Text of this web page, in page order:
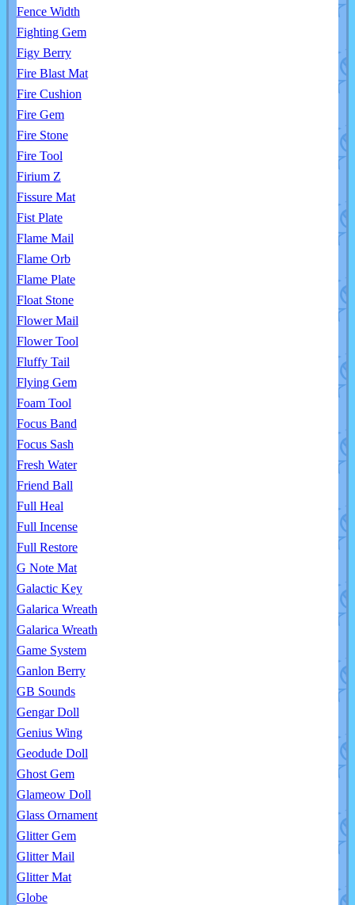
Fence Width
Fighting Gem
Figy Berry
Fire Blast Mat
Fire Cushion
Fire Gem
Fire Stone
Fire Tool
Firium Z
Fissure Mat
Fist Plate
Flame Mail
Flame Orb
Flame Plate
Float Stone
Flower Mail
Flower Tool
Fluffy Tail
Flying Gem
Foam Tool
Focus Band
Focus Sash
Fresh Water
Friend Ball
Full Heal
Full Incense
Full Restore
G Note Mat
Galactic Key
Galarica Wreath
Galarica Wreath
Game System
Ganlon Berry
GB Sounds
Gengar Doll
Genius Wing
Geodude Doll
Ghost Gem
Glameow Doll
Glass Ornament
Glitter Gem
Glitter Mail
Glitter Mat
Globe